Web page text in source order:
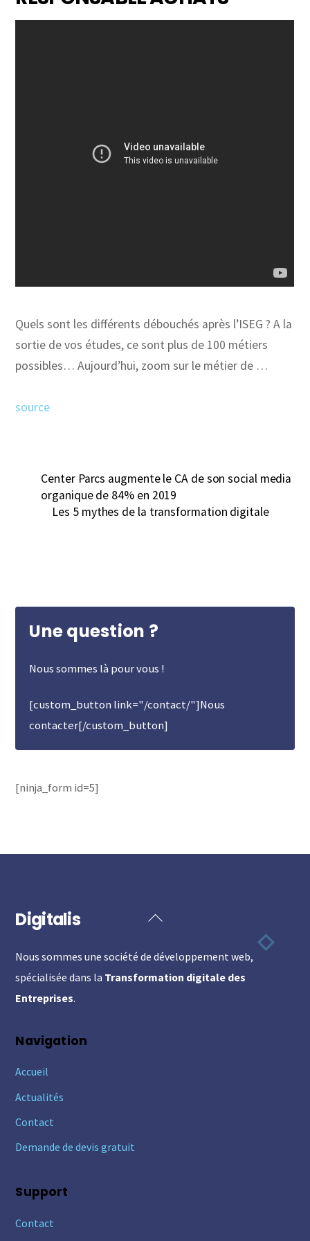
Quels sont les différents débouchés après l’ISEG ? A la
sortie de vos études, ce sont plus de 100 métiers
possibles… Aujourd’hui, zoom sur le métier de …
source
Center Parcs augmente le CA de son social media
organique de 84% en 2019
Les 5 mythes de la transformation digitale
Une question ?
Nous sommes là pour vous !
[custom_button link="/contact/"]Nous
contacter[/custom_button]
[ninja_form id=5]
Back
Top
Digitalis
Nous sommes une société de développement web,
spécialisée dans la Transformation digitale des
Entreprises.
Navigation
Accueil
Actualités
Contact
Demande de devis gratuit
Support
Contact